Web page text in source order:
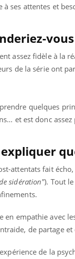
ses attentes et
assez fidèle à la
de la série ont
quelques
et est donc
attentats fait
sidération"). Tout
en empathie avec
de partage
de la
à aborder... Fatigue,
...